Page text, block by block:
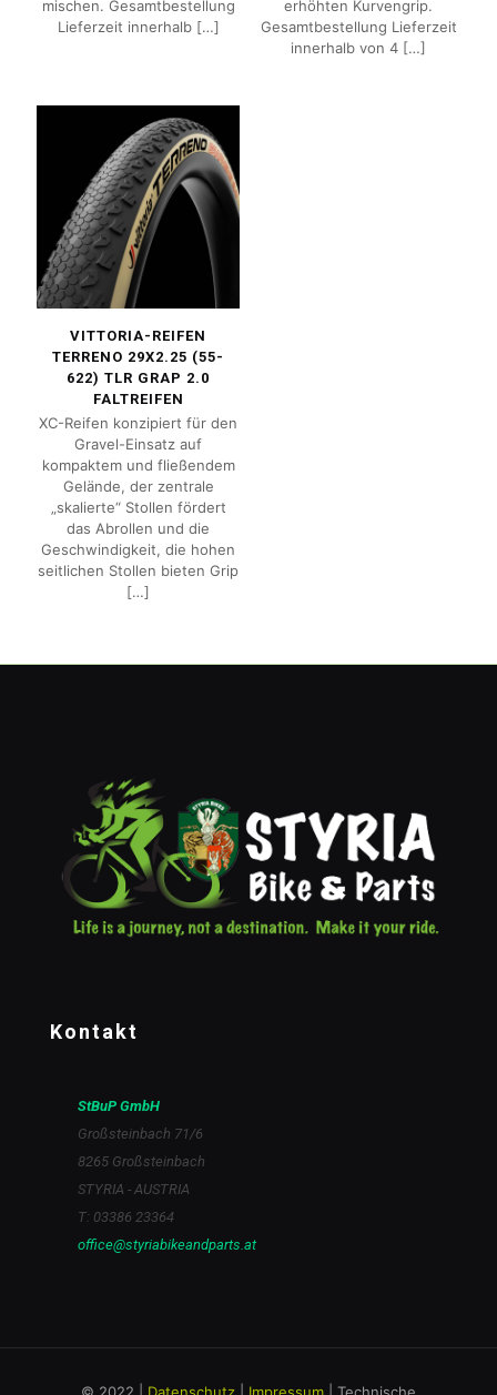
mischen. Gesamtbestellung
Lieferzeit innerhalb[…]
erhöhten Kurvengrip.
Gesamtbestellung Lieferzeit
innerhalb von 4 […]
VITTORIA-REIFEN
TERRENO 29X2.25 (55-
622) TLR GRAP 2.0
FALTREIFEN
XC-Reifen konzipiert für den
Gravel-Einsatz auf
kompaktem und fließendem
Gelände, der zentrale
„skalierte“ Stollen fördert
das Abrollen und die
Geschwindigkeit, die hohen
seitlichen Stollen bieten Grip
[…]
Kontakt
StBuP GmbH
Großsteinbach 71/6
8265 Großsteinbach
STYRIA - AUSTRIA
T: 03386 23364
office@styriabikeandparts.at